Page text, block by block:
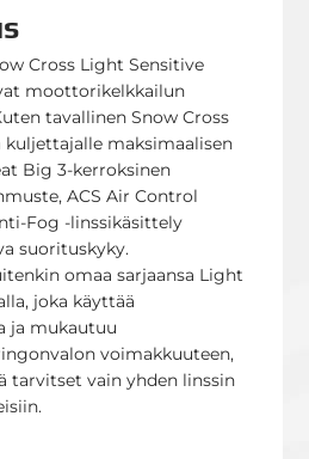
Cross Light Sensitive
moottorikelkkailun
tavallinen Snow Cross
kuljettajalle maksimaalisen
Big 3-kerroksinen
ACS Air Control
Fog -linssikäsittely
suorituskyky.
omaa sarjaansa Light
joka käyttää
ja mukautuu
voimakkuuteen,
tarvitset vain yhden linssin